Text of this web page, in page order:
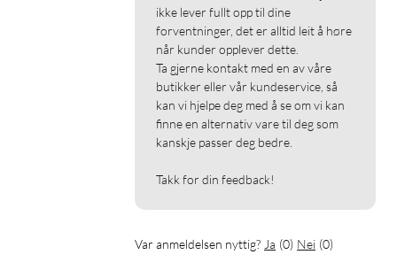
ikke lever fullt opp til dine
forventninger, det er alltid leit å høre
når kunder opplever dette.
Ta gjerne kontakt med en av våre
butikker eller vår kundeservice, så
kan vi hjelpe deg med å se om vi kan
finne en alternativ vare til deg som
kanskje passer deg bedre.
Takk for din feedback!
Var anmeldelsen nyttig? Ja (0) Nei (0)